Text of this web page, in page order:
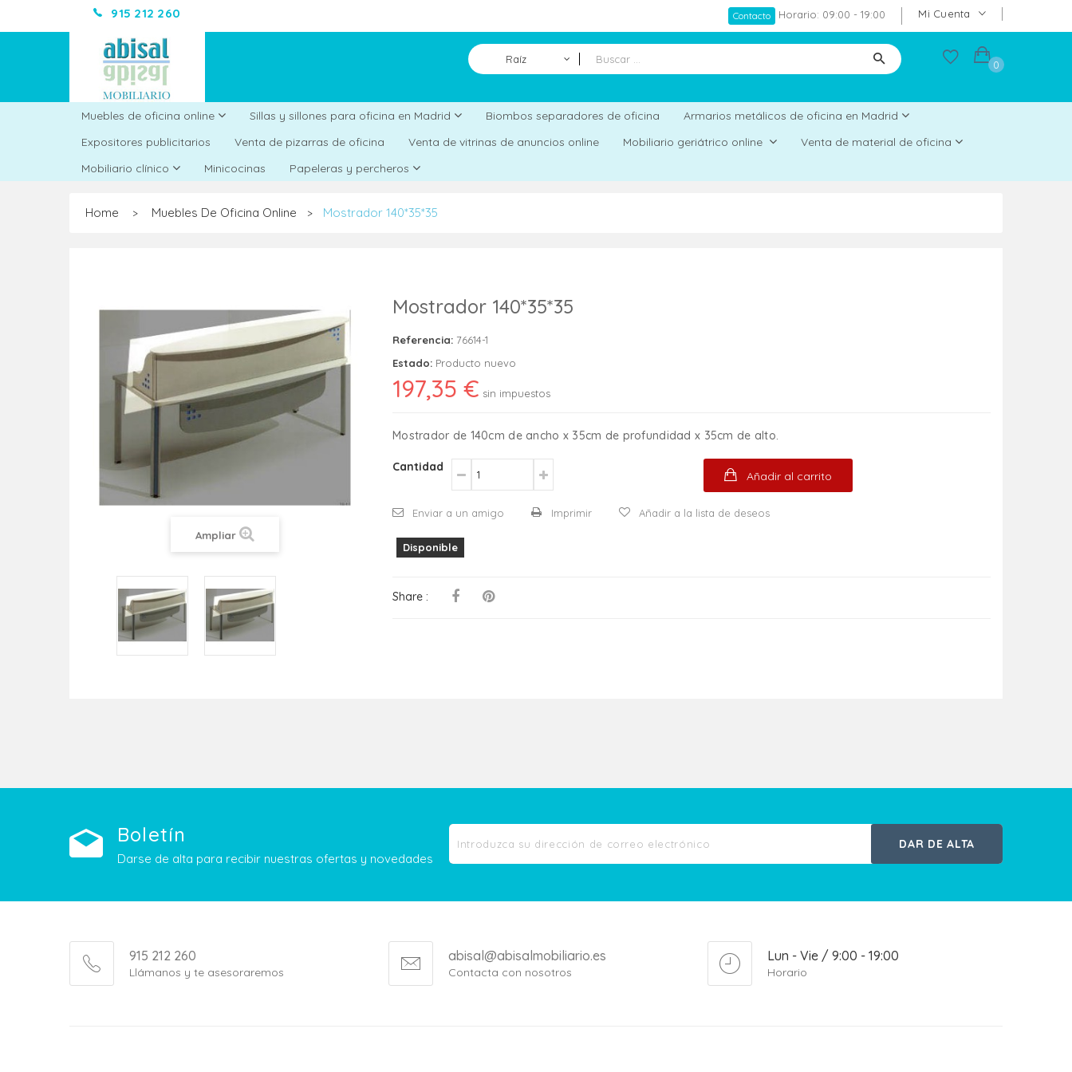
915 212 260 Mi Cuenta
Contacto Horario: 09:00 - 19:00
Raíz 0
Muebles de oficina online Sillas y sillones para oficina en Madrid Biombos separadores de oficina
Armarios metálicos de oficina en Madrid
Expositores publicitarios
Venta de pizarras de oficina Venta de vitrinas de anuncios online Mobiliario geriátrico online
Venta de material de oficina
Mobiliario clínico
Minicocinas Papeleras y percheros
Home > Muebles De Oficina Online > Mostrador 140*35*35
Ampliar
Mostrador 140*35*35
Referencia: 76614-1
Estado: Producto nuevo
197,35 € sin impuestos
Mostrador de 140cm de ancho x 35cm de profundidad x 35cm de alto.
Cantidad
Añadir al carrito
Enviar a un amigo Imprimir Añadir a la lista de deseos
Disponible
Share :
Boletín
Darse de alta para recibir nuestras ofertas y novedades
DAR DE ALTA
915 212 260
Llámanos y te asesoraremos
abisal@abisalmobiliario.es
Contacta con nosotros
Lun - Vie / 9:00 - 19:00
Horario